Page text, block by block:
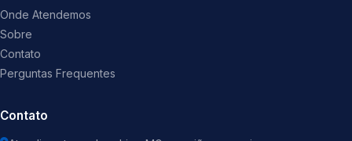
Onde Atendemos
Sobre
Contato
Perguntas Frequentes
Contato